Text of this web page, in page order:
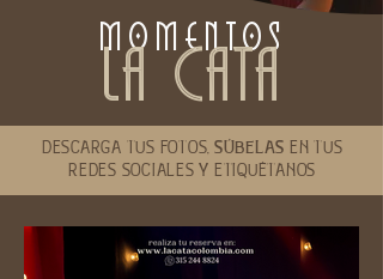
MOMENTOS
LA CATA
DESCARGA TUS FOTOS, SÚBELAS EN TUS
REDES SOCIALES Y ETIQUÉTANOS